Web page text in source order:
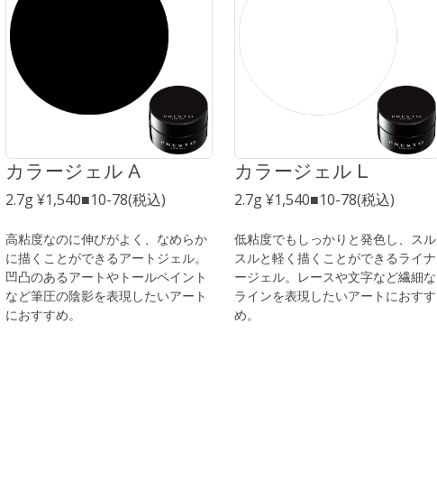
カラージェル A
2.7g ¥1,540■10-78(税込)
高粘度なのに伸びがよく、なめらか
に描くことができるアートジェル。
凹凸のあるアートやトールペイント
など筆圧の陰影を表現したいアート
におすすめ。
カラージェル L
2.7g ¥1,540■10-78(税込)
低粘度でもしっかりと発色し、スル
スルと軽く描くことができるライナ
ージェル。レースや文字など繊細な
ラインを表現したいアートにおすす
め。